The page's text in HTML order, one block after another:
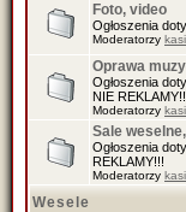
Foto, video
Ogłoszenia
Moderatorzy
Oprawa
Ogłoszenia
NIE
Moderatorzy
Sale
Ogłoszenia
REKLAMY!!!
Moderatorzy
Wesele